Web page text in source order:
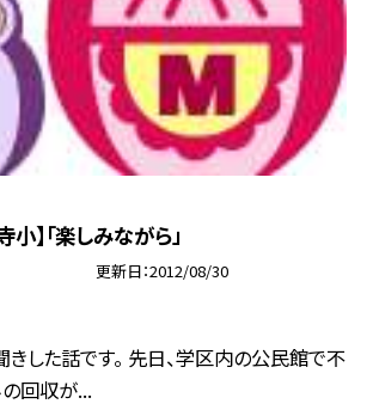
】「楽しみながら」
更新日 2012/08/30
した話です。 先日、学区内の公民館で不
回収が...